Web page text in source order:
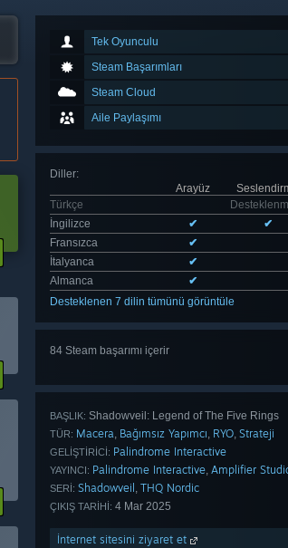
Tek Oyunculu
Steam Başarımları
Steam Cloud
Aile Paylaşımı
Diller:
Arayüz
Türkçe
İngilizce
✔ ✔
Fransızca
✔
İtalyanca
✔
Almanca
✔
Desteklenen 7 dilin tümünü görüntüle
84 Steam başarımı içerir
BAŞLIK: Shadowveil: Legend of The Five Rings
TÜR: Macera, Bağımsız Yapımcı, RYO, Strateji
GELIŞTIRICI: Palindrome Interactive
YAYINCI: Palindrome Interactive, Amplifier
SERI: Shadowveil , THQ Nordic
ÇIKIŞ TARIHI: 4 Mar 2025
İnternet sitesini ziyaret et